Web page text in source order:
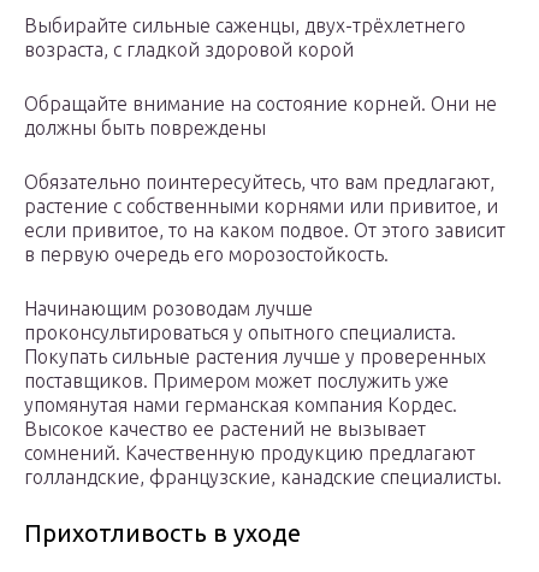
Выбирайте сильные саженцы, двух-трёхлетнего
возраста, с гладкой здоровой корой
Обращайте внимание на состояние корней. Они не
должны быть повреждены
Обязательно поинтересуйтесь, что вам предлагают,
растение с собственными корнями или привитое, и
если привитое, то на каком подвое. От этого зависит
в первую очередь его морозостойкость.
Начинающим розоводам лучше
проконсультироваться у опытного специалиста.
Покупать сильные растения лучше у проверенных
поставщиков. Примером может послужить уже
упомянутая нами германская компания Кордес.
Высокое качество ее растений не вызывает
сомнений. Качественную продукцию предлагают
голландские, французские, канадские специалисты.
Прихотливость в уходе